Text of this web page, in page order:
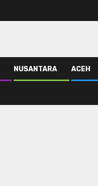
NUSANTARA ACEH